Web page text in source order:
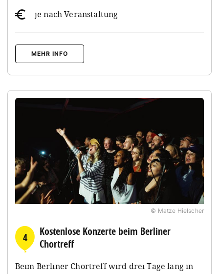
je nach Veranstaltung
MEHR INFO
© Matze Hielscher
4
Kostenlose Konzerte beim Berliner
Chortreff
Beim Berliner Chortreff wird drei Tage lang in